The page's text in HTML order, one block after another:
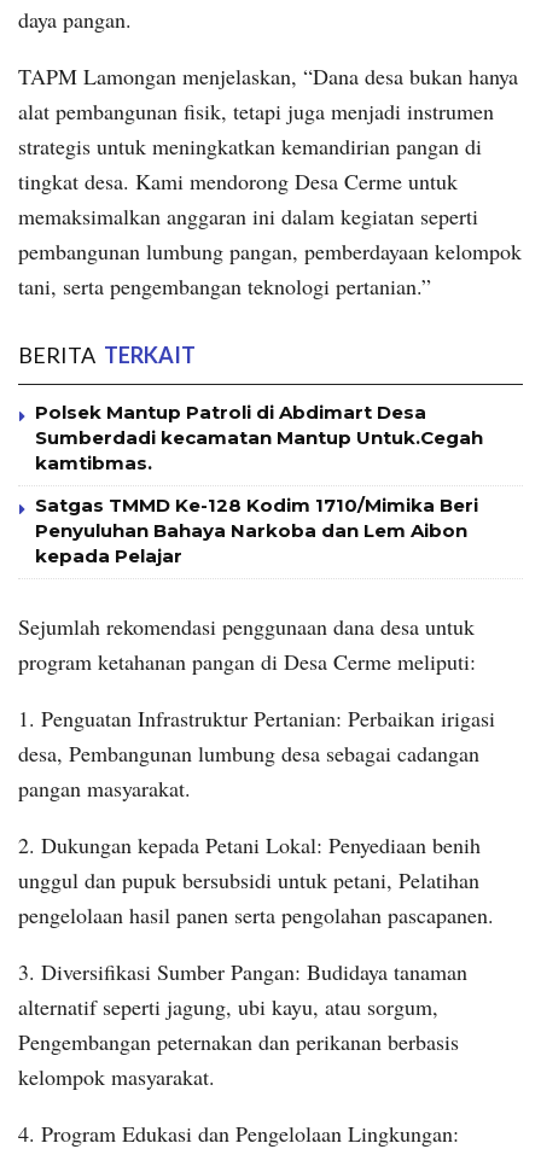
daya pangan.
TAPM Lamongan menjelaskan, “Dana desa bukan hanya
alat pembangunan fisik, tetapi juga menjadi instrumen
strategis untuk meningkatkan kemandirian pangan di
tingkat desa. Kami mendorong Desa Cerme untuk
memaksimalkan anggaran ini dalam kegiatan seperti
pembangunan lumbung pangan, pemberdayaan kelompok
tani, serta pengembangan teknologi pertanian.”
BERITA TERKAIT
Polsek Mantup Patroli di Abdimart Desa
Sumberdadi kecamatan Mantup Untuk.Cegah
kamtibmas.
Satgas TMMD Ke-128 Kodim 1710/Mimika Beri
Penyuluhan Bahaya Narkoba dan Lem Aibon
kepada Pelajar
Sejumlah rekomendasi penggunaan dana desa untuk
program ketahanan pangan di Desa Cerme meliputi:
1. Penguatan Infrastruktur Pertanian: Perbaikan irigasi
desa, Pembangunan lumbung desa sebagai cadangan
pangan masyarakat.
2. Dukungan kepada Petani Lokal: Penyediaan benih
unggul dan pupuk bersubsidi untuk petani, Pelatihan
pengelolaan hasil panen serta pengolahan pascapanen.
3. Diversifikasi Sumber Pangan: Budidaya tanaman
alternatif seperti jagung, ubi kayu, atau sorgum,
Pengembangan peternakan dan perikanan berbasis
kelompok masyarakat.
4. Program Edukasi dan Pengelolaan Lingkungan: